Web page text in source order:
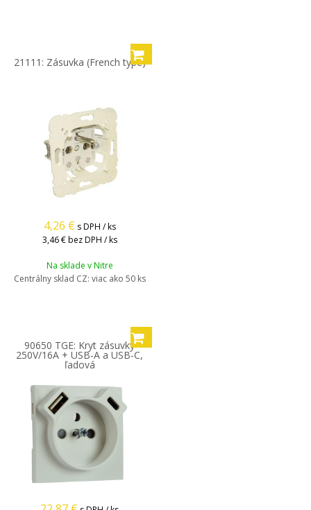
21111: Zásuvka (French type)
4,26 € s DPH / ks
3,46 € bez DPH / ks
Na sklade v Nitre
Centrálny sklad CZ: viac ako 50 ks
90650 TGE: Kryt zásuvky
250V/16A + USB-A a USB-C,
ľadová